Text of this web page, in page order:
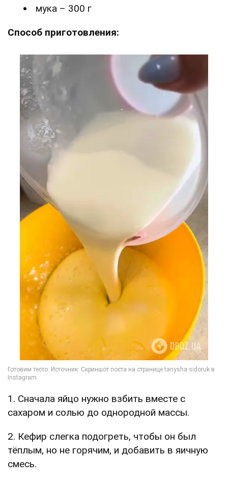
мука – 300 г
Способ приготовления:
1. Сначала яйцо нужно взбить вместе с
сахаром и солью до однородной массы.
2. Кефир слегка подогреть, чтобы он был
тёплым, но не горячим, и добавить в яичную
смесь.